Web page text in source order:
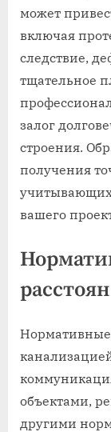
может
включая
следствие,
тщательное
залог
строения.
получения
вашего
Нормативные
объектами,
другими